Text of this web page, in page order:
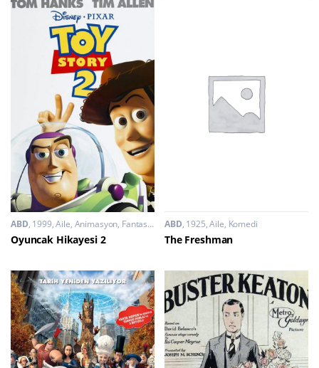
ABD 1999 Aile, Animasyon, Fantastik Komedi,Macera
Oyuncak Hikayesi 2
ABD 1925 Aile, Komedi
The Freshman